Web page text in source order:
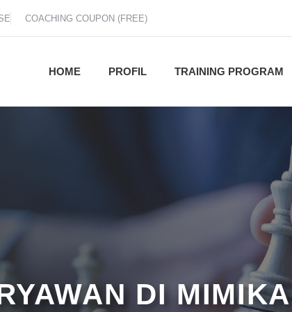
COACHING COUPON (FREE)
HOME PROFIL TRAINING PROGRAM
DI MIMIKA